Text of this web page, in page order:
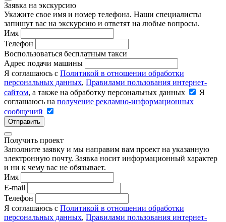
Заявка на экскурсию
Укажите свое имя и номер телефона. Наши специалисты
запишут вас на экскурсию и ответят на любые вопросы.
Имя
Телефон
Воспользоваться бесплатным такси
Адрес подачи машины
Я соглашаюсь с Политикой в отношении обработки
персональных данных, Правилами пользования интернет-
сайтом, а также на обработку персональных данных
Я
соглашаюсь на получение рекламно-информационных
сообщений
Отправить
Получить проект
Заполните заявку и мы направим вам проект на указанную
электронную почту. Заявка носит информационный характер
и ни к чему вас не обязывает.
Имя
E-mail
Телефон
Я соглашаюсь с Политикой в отношении обработки
персональных данных, Правилами пользования интернет-